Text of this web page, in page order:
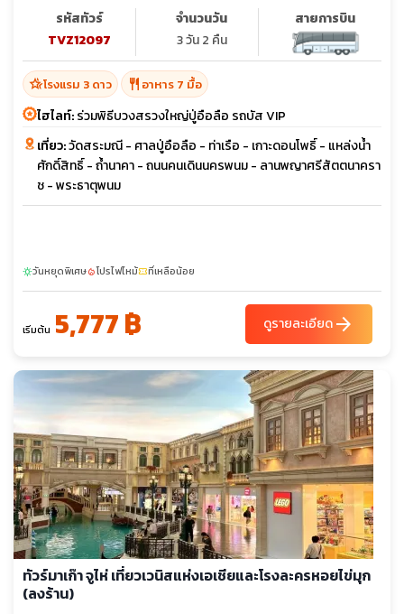
รหัสทัวร์
TVZ12097
จำนวนวัน
3 วัน 2 คืน
สายการบิน
hotel_classโรงแรม 3 ดาว restaurant อาหาร 7 มื้อ
ไฮไลท์:ร่วมพิธีบวงสรวงใหญ่ปู่อือลือ รถบัส VIP
เที่ยว:วัดสระมณี - ศาลปู่อือลือ - ท่าเรือ - เกาะดอนโพธิ์ - แหล่งน้ำ
ศักดิ์สิทธิ์ - ถ้ำนาคา - ถนนคนเดินนครพนม - ลานพญาศรีสัตตนาครา
ช - พระธาตุพนม
sunnyวันหยุดพิเศษlocal_fire_departmentโปรไฟไหม้confirmation_numberที่เหลือน้อย
เริ่มต้น 5,777 ฿ ดูรายละเอียดarrow_forward
ทัวร์มาเก๊า จูไห่ เที่ยวเวนิสแห่งเอเชียและโรงละครหอยไข่มุก
(ลงร้าน)